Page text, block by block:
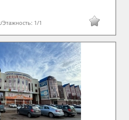
Этажность: 1/1